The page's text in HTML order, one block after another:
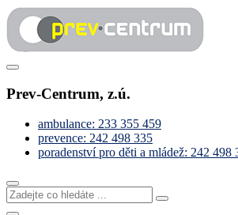
Skip
content
Pomáháme s řešením obtížných životních
Prev-Centrum, z.ú.
ambulance: 233 355 459
prevence: 242 498 335
poradenství pro děti a mládež: 242 498
Zadejte
co